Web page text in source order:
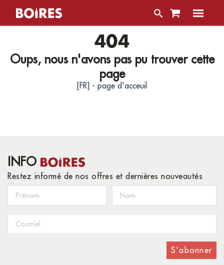
404
Oups, nous n'avons pas pu trouver cette
page
[FR] - page d'acceuil
INFO
Restez informé de nos offres et dernières nouveautés
S'abonner